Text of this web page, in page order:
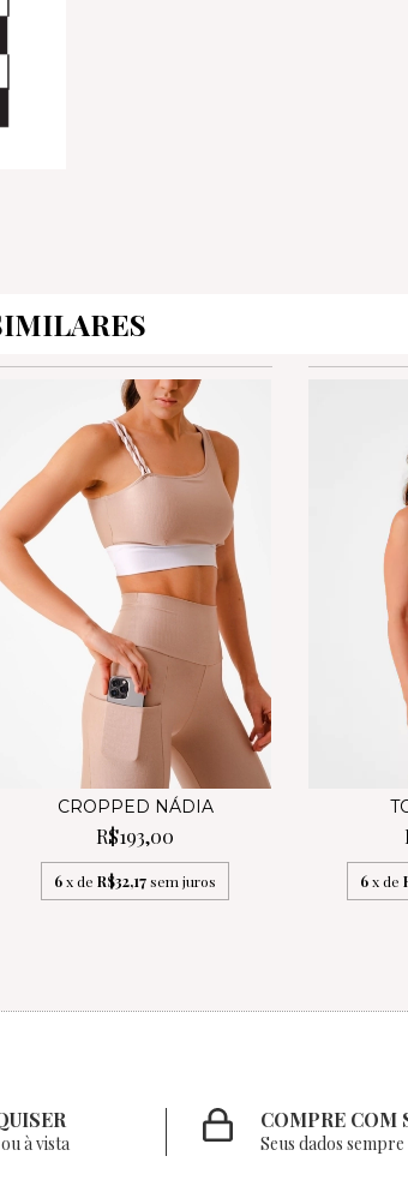
CROPPED NÁDIA
R$193,00
6 x deR$32,17 sem juros 6 x de
à vista
COMPRE COM
Seus dados